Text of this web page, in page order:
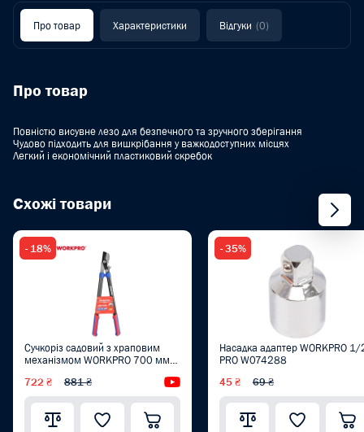
Про товар Характеристики Відгуки (0)
Про товар
Повністю висувне лезо для безпечного та зручного зберігання
Чудово підходить для вишкрібання у важкодоступних місцях
Легкий і економічний пластиковий скребок
Схожі товари
- 18%
Сучкоріз садовий з храповим
механізмом WORKPRO 700 мм
722 ₴ 881 ₴ Відеоогляд
- 35%
Насадка адаптер WORKPRO 1/
PRO W074288
45 ₴ 69 ₴